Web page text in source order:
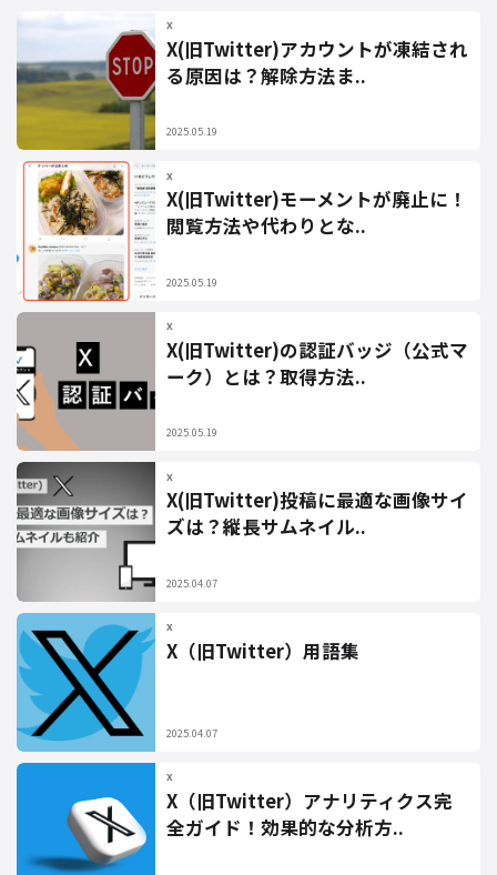
X
X(旧Twitter)アカウントが凍結され
る原因は？解除方法ま..
2025.05.19
X
X(旧Twitter)モーメントが廃止に！
閲覧方法や代わりとな..
2025.05.19
X
X(旧Twitter)の認証バッジ（公式マ
ーク）とは？取得方法..
2025.05.19
X
X(旧Twitter)投稿に最適な画像サイ
ズは？縦長サムネイル..
2025.04.07
X
X（旧Twitter）用語集
2025.04.07
X
X（旧Twitter）アナリティクス完
全ガイド！効果的な分析方..